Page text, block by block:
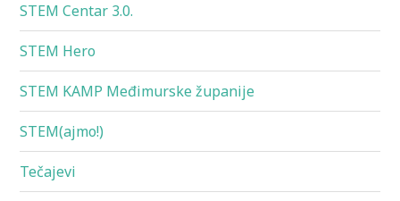
STEM Centar 3.0.
STEM Hero
STEM KAMP Međimurske županije
STEM(ajmo!)
Tečajevi